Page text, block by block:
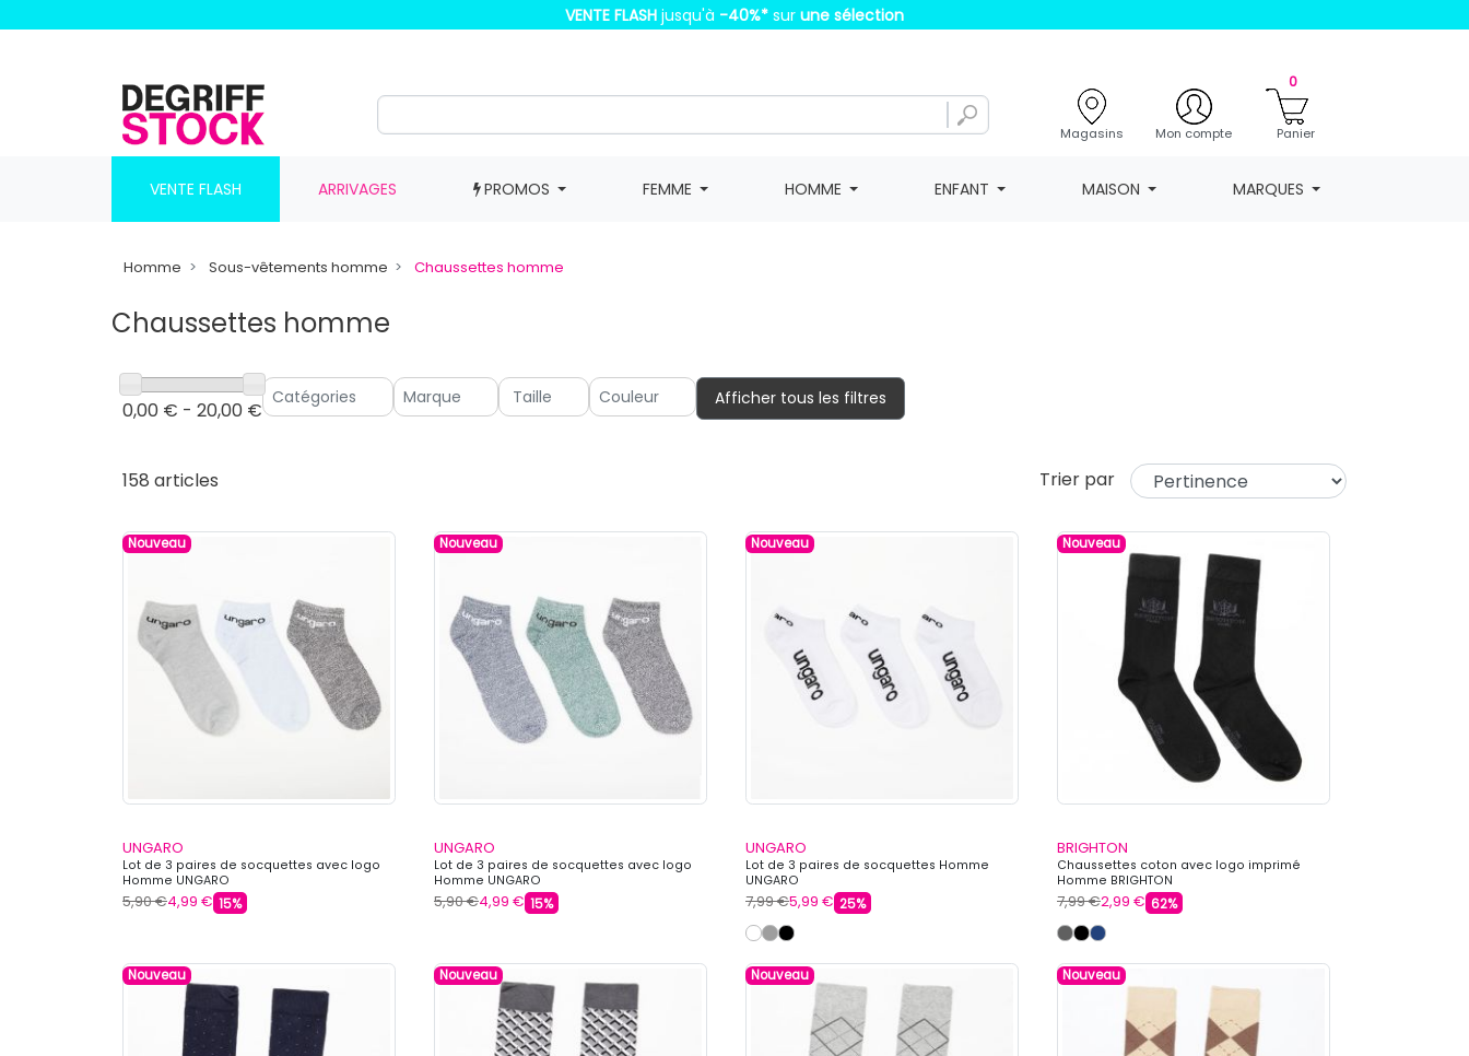
VENTE FLASH jusqu'à -40%* sur une sélection
Magasins Mon compte
0
Panier
VENTE FLASH ARRIVAGES PROMOS FEMME HOMME ENFANT MAISON MARQUES
Homme Sous-vêtements homme Chaussettes homme
Chaussettes homme
0,00 € - 20,00 €
Afficher tous les filtres
158 articles Trier par
Nouveau
UNGARO
Lot de 3 paires de socquettes avec logo
Homme UNGARO
5,90 €4,99 € 15%
Nouveau
UNGARO
Lot de 3 paires de socquettes avec logo
Homme UNGARO
5,90 €4,99 € 15%
Nouveau
UNGARO
Lot de 3 paires de socquettes Homme
UNGARO
7,99 €5,99 € 25%
Nouveau
BRIGHTON
Chaussettes coton avec logo imprimé
Homme BRIGHTON
7,99 €2,99 € 62%
Nouveau Nouveau Nouveau Nouveau